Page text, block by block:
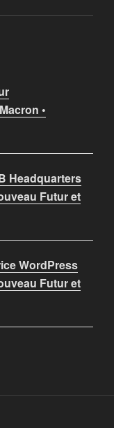
•
Headquarters
Futur et
WordPress
Futur et